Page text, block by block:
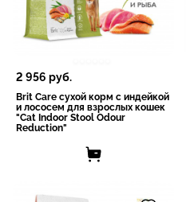
2 956 руб.
Brit Care сухой корм с индейкой
и лососем для взрослых кошек
"Cat Indoor Stool Odour
Reduction"